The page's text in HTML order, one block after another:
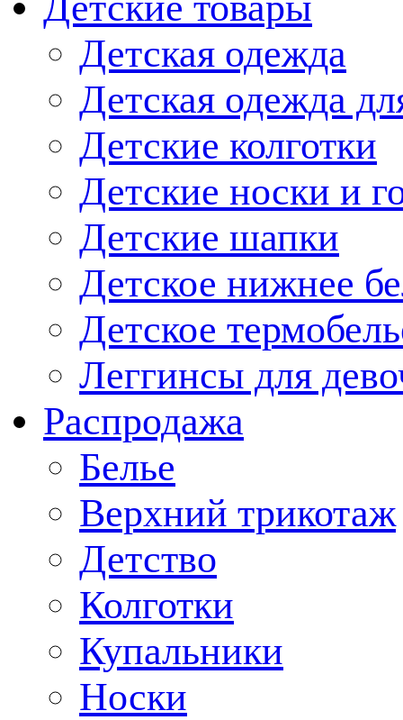
Детская одежда
Детская одежда
Детские колготки
Детские носки и
Детские шапки
Детское нижнее
Детское
Леггинсы для
Распродажа
Белье
Верхний трикотаж
Детство
Колготки
Купальники
Носки